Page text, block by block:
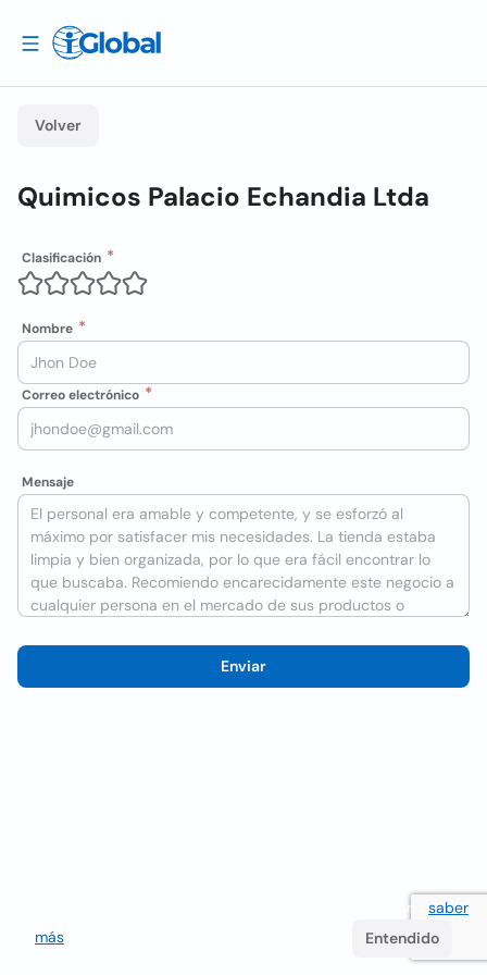
Volver
Quimicos Palacio Echandia Ltda
Clasificación
Nombre
Correo electrónico
Mensaje
Enviar
Utilizamos cookies para mejorar la experiencia del usuario saber
más
Entendido